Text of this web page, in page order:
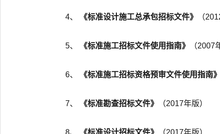
4、 《标准设计施工总承包招标文件》 （
5、 《标准施工招标文件使用指南》 （2007
6、 《标准施工招标资格预审文件使用指南
7、 《标准勘查招标文件》 （2017年版）
8、 《标准设计招标文件》 （2017年版）